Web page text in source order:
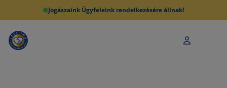
Jogászaink Ügyfeleink rendelkezésére állnak!